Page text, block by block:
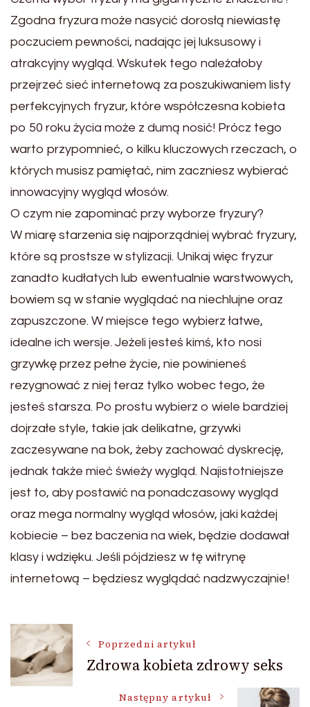
Zgodna fryzura może nasycić dorosłą niewiastę
poczuciem pewności, nadając jej luksusowy i
atrakcyjny wygląd. Wskutek tego należałoby
przejrzeć sieć internetową za poszukiwaniem listy
perfekcyjnych fryzur, które współczesna kobieta
po 50 roku życia może z dumą nosić! Prócz tego
warto przypomnieć, o kilku kluczowych rzeczach, o
których musisz pamiętać, nim zaczniesz wybierać
innowacyjny wygląd włosów.
O czym nie zapominać przy wyborze fryzury?
W miarę starzenia się najporządniej wybrać fryzury,
które są prostsze w stylizacji. Unikaj więc fryzur
zanadto kudłatych lub ewentualnie warstwowych,
bowiem są w stanie wyglądać na niechlujne oraz
zapuszczone. W miejsce tego wybierz łatwe,
idealne ich wersje. Jeżeli jesteś kimś, kto nosi
grzywkę przez pełne życie, nie powinieneś
rezygnować z niej teraz tylko wobec tego, że
jesteś starsza. Po prostu wybierz o wiele bardziej
dojrzałe style, takie jak delikatne, grzywki
zaczesywane na bok, żeby zachować dyskrecję,
jednak także mieć świeży wygląd. Najistotniejsze
jest to, aby postawić na ponadczasowy wygląd
oraz mega normalny wygląd włosów, jaki każdej
kobiecie – bez baczenia na wiek, będzie dodawał
klasy i wdzięku. Jeśli pójdziesz w tę witrynę
internetową – będziesz wyglądać nadzwyczajnie!
Nawigacja
wpisu
Poprzedni artykuł
Zdrowa kobieta zdrowy seks
Następny artykuł